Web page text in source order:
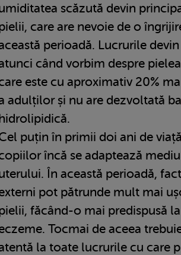
scăzută devin
care are nevoie de o
perioadă. Lucrurile
când vorbim despre
este cu aproximativ 20%
adulților și nu are dezvoltată
puțin în primii doi ani de
încă se adaptează
În această perioadă,
pot pătrunde mult mai
făcând-o mai predispusă
Tocmai de aceea
la toate lucrurile cu care